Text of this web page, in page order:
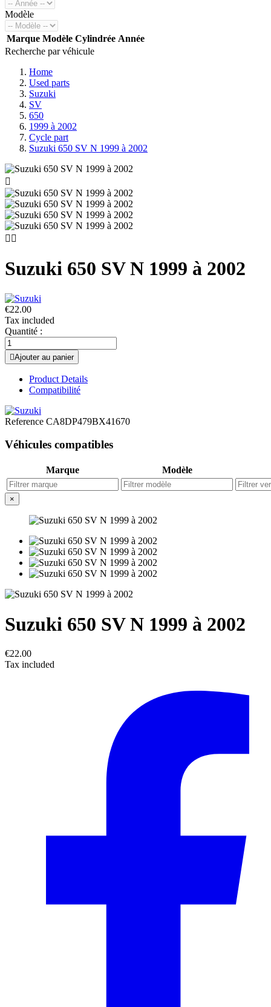
Modèle
Marque Modèle Cylindrée Année
Recherche par véhicule
Home
Used parts
Suzuki
SV
650
1999 à 2002
Cycle part
Suzuki 650 SV N 1999 à 2002

 
Suzuki 650 SV N 1999 à 2002
€22.00
Tax included
Quantité :
Ajouter au panier
Product Details
Compatibilité
Reference CA8DP479BX41670
Véhicules compatibles
Marque Modèle
×
Suzuki 650 SV N 1999 à 2002
€22.00
Tax included